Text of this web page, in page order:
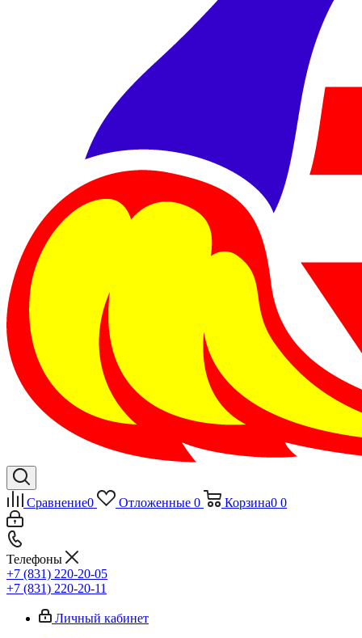
Сравнение0 Отложенные 0 Корзина0 0
Телефоны
+7 (831) 220-20-05
+7 (831) 220-20-11
Личный кабинет